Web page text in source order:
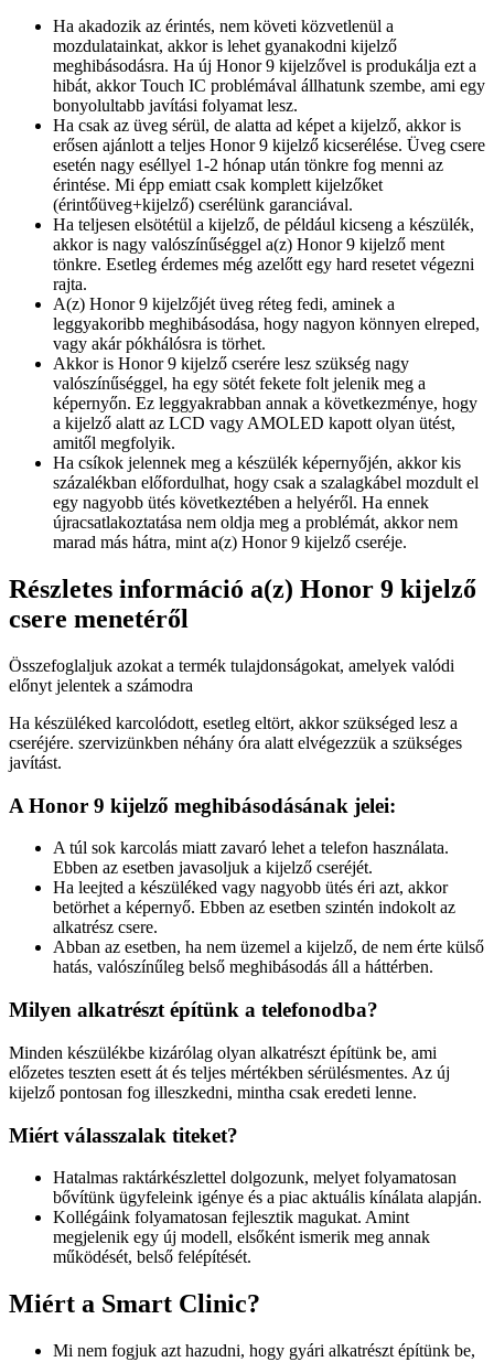
Ha akadozik az érintés, nem követi közvetlenül a
mozdulatainkat, akkor is lehet gyanakodni kijelző
meghibásodásra. Ha új Honor 9 kijelzővel is produkálja ezt a
hibát, akkor Touch IC problémával állhatunk szembe, ami egy
bonyolultabb javítási folyamat lesz.
Ha csak az üveg sérül, de alatta ad képet a kijelző, akkor is
erősen ajánlott a teljes Honor 9 kijelző kicserélése. Üveg csere
esetén nagy eséllyel 1-2 hónap után tönkre fog menni az
érintése. Mi épp emiatt csak komplett kijelzőket
(érintőüveg+kijelző) cserélünk garanciával.
Ha teljesen elsötétül a kijelző, de például kicseng a készülék,
akkor is nagy valószínűséggel a(z) Honor 9 kijelző ment
tönkre. Esetleg érdemes még azelőtt egy hard resetet végezni
rajta.
A(z) Honor 9 kijelzőjét üveg réteg fedi, aminek a
leggyakoribb meghibásodása, hogy nagyon könnyen elreped,
vagy akár pókhálósra is törhet.
Akkor is Honor 9 kijelző cserére lesz szükség nagy
valószínűséggel, ha egy sötét fekete folt jelenik meg a
képernyőn. Ez leggyakrabban annak a következménye, hogy
a kijelző alatt az LCD vagy AMOLED kapott olyan ütést,
amitől megfolyik.
Ha csíkok jelennek meg a készülék képernyőjén, akkor kis
százalékban előfordulhat, hogy csak a szalagkábel mozdult el
egy nagyobb ütés következtében a helyéről. Ha ennek
újracsatlakoztatása nem oldja meg a problémát, akkor nem
marad más hátra, mint a(z) Honor 9 kijelző cseréje.
Részletes információ a(z) Honor 9 kijelző
csere menetéről
Összefoglaljuk azokat a termék tulajdonságokat, amelyek valódi
előnyt jelentek a számodra
Ha készüléked karcolódott, esetleg eltört, akkor szükséged lesz a
cseréjére. szervizünkben néhány óra alatt elvégezzük a szükséges
javítást.
A Honor 9 kijelző meghibásodásának jelei:
A túl sok karcolás miatt zavaró lehet a telefon használata.
Ebben az esetben javasoljuk a kijelző cseréjét.
Ha leejted a készüléked vagy nagyobb ütés éri azt, akkor
betörhet a képernyő. Ebben az esetben szintén indokolt az
alkatrész csere.
Abban az esetben, ha nem üzemel a kijelző, de nem érte külső
hatás, valószínűleg belső meghibásodás áll a háttérben.
Milyen alkatrészt építünk a telefonodba?
Minden készülékbe kizárólag olyan alkatrészt építünk be, ami
előzetes teszten esett át és teljes mértékben sérülésmentes. Az új
kijelző pontosan fog illeszkedni, mintha csak eredeti lenne.
Miért válasszalak titeket?
Hatalmas raktárkészlettel dolgozunk, melyet folyamatosan
bővítünk ügyfeleink igénye és a piac aktuális kínálata alapján.
Kollégáink folyamatosan fejlesztik magukat. Amint
megjelenik egy új modell, elsőként ismerik meg annak
működését, belső felépítését.
Miért a Smart Clinic?
Mi nem fogjuk azt hazudni, hogy gyári alkatrészt építünk be,